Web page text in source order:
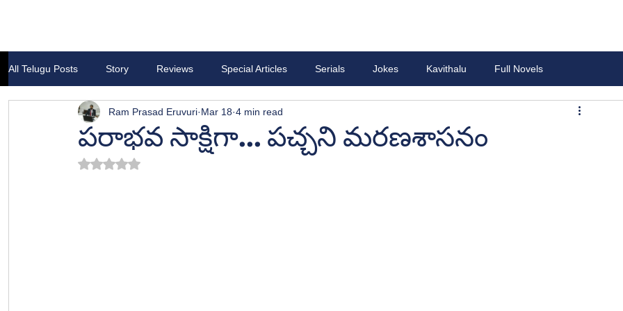
All Telugu Posts Story Reviews Special Articles Serials Jokes Kavithalu Full Novels
పరాభవ సాక్షిగా... పచ్చని మరణశాసనం
Ram Prasad Eruvuri Mar 18 4 min read
Rated NaN out of 5 stars.